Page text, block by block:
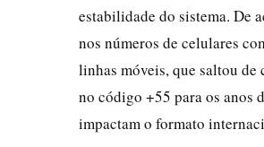
estabilidade do sistema. De
nos números de celulares
linhas móveis, que saltou de
no código +55 para os anos
impactam o formato